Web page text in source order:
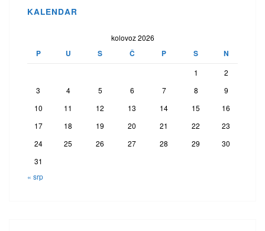
KALENDAR
kolovoz 2026
P U S Č P S N
1
2
3
4 5 6 7 8
9
10
11 12 13 14 15
16
17
18 19 20 21 22
23
24
25 26 27 28 29
30
31
« srp